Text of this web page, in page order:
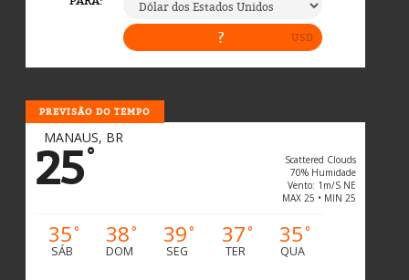
PREVISÃO DO TEMPO
MANAUS, BR
25°
Scattered Clouds
70% Humidade
Vento: 1m/s NE
MAX 25 • MIN 25
35°
SÁB
38°
DOM
39°
SEG
37°
TER
35°
QUA